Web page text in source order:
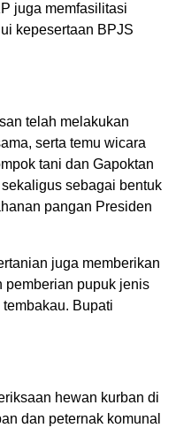
juga memfasilitasi
kepesertaan BPJS
telah melakukan
serta temu wicara
tani dan Gapoktan
sebagai bentuk
pangan Presiden
juga memberikan
pemberian pupuk jenis
Bupati
hewan kurban di
dan peternak komunal